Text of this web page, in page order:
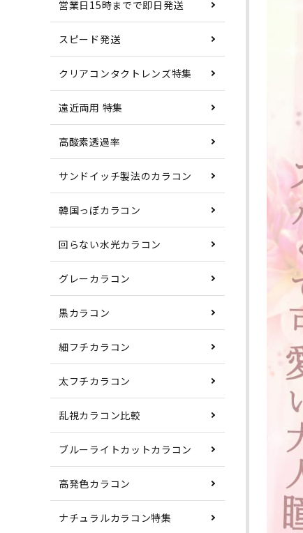
営業日15時までで即日発送
スピード発送
クリアコンタクトレンズ特集
遠近両用 特集
高酸素透過率
サンドイッチ製法のカラコン
韓国っぽカラコン
回らない水光カラコン
グレーカラコン
黒カラコン
細フチカラコン
太フチカラコン
乱視カラコン比較
ブルーライトカットカラコン
高発色カラコン
ナチュラルカラコン特集